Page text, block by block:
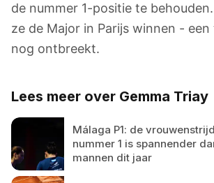
de nummer 1-positie te
ze de Major in Parijs winnen -
nog ontbreekt.
Lees meer over Gemma Triay
Málaga P1: de
nummer 1 is spannender
mannen dit jaar